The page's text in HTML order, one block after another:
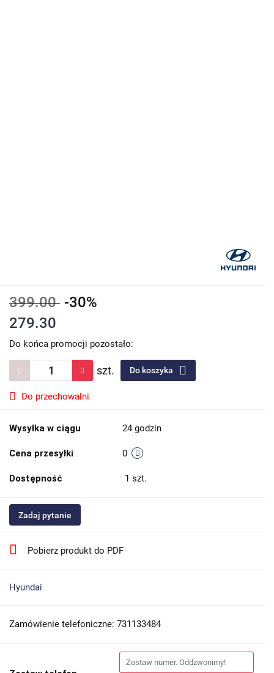
399.00 -30%
279.30
Do końca promocji pozostało:
szt. Do koszyka
Do przechowalni
Wysyłka w ciągu 24 godzin
Cena przesyłki 0
Dostępność 1 szt.
Zadaj pytanie
Pobierz produkt do PDF
Hyundai
Zamówienie telefoniczne: 731133484